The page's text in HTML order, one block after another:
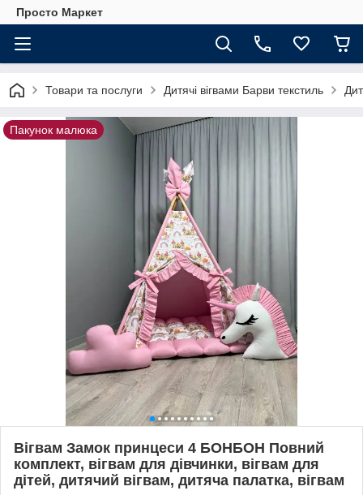
Просто Маркет
Товари та послуги Дитячі вігвами Барви текстиль
Пакунок малюка
Вігвам Замок принцеси 4 БОНБОН Повний
комплект, вігвам для дівчинки, вігвам для
дітей, дитячий вігвам, дитяча палатка, вігвам